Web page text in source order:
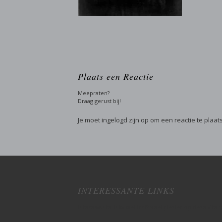
Plaats een Reactie
Meepraten?
Draag gerust bij!
Je moet ingelogd zijn op om een reactie te
INTERESSANTE LINKS